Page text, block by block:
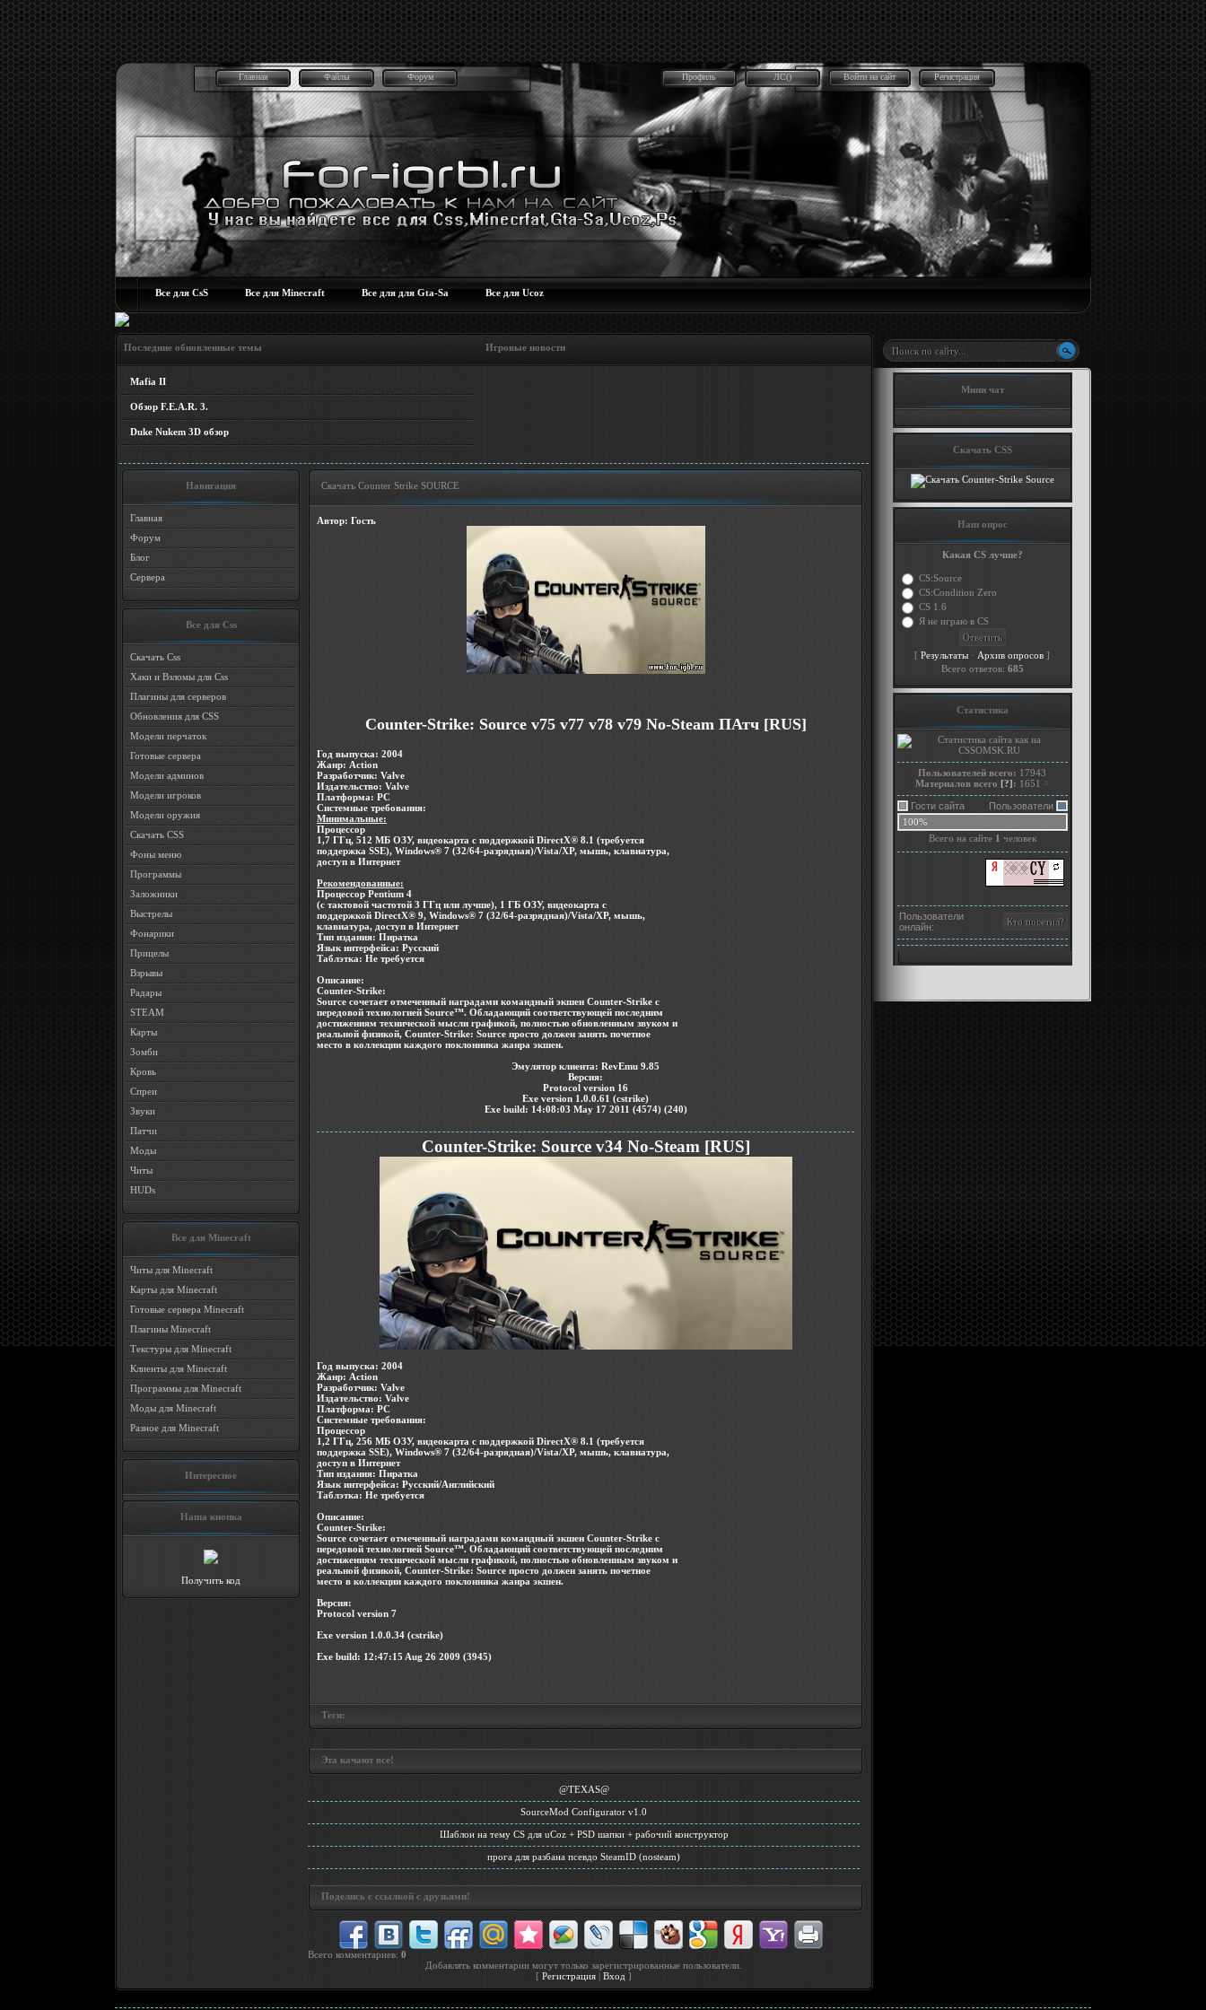
Главная Файлы Форум Профиль ЛС() Войти на сайт Регистрация
Все для CsS Все для Minecraft Все для для Gta-Sa Все для Ucoz
Последние обновленные темы Игровые новости
Mafia II
Обзор F.E.A.R. 3.
Duke Nukem 3D обзор
Навигация
Главная
Форум
Блог
Сервера
Все для Css
Скачать Css
Хаки и Взломы для Css
Плагины для серверов
Обновления для CSS
Модели перчаток
Готовые сервера
Модели админов
Модели игроков
Модели оружия
Скачать CSS
Фоны меню
Программы
Заложники
Выстрелы
Фонарики
Прицелы
Взрывы
Радары
STEAM
Карты
Зомби
Кровь
Спреи
Звуки
Патчи
Моды
Читы
HUDs
Все для Minecraft
Читы для Minecraft
Карты для Minecraft
Готовые сервера Minecraft
Плагины Minecraft
Текстуры для Minecraft
Клиенты для Minecraft
Программы для Minecraft
Моды для Minecraft
Разное для Minecraft
Интересное
Наша кнопка
Получить код
Скачать Counter Strike SOURCE
Автор: Гость
Counter-Strike: Source v75 v77 v78 v79 No-Steam ПАтч [RUS]
Год выпуска: 2004
Жанр: Action
Разработчик: Valve
Издательство: Valve
Платформа: PC
Системные требования:
Минимальные:
Процессор
1,7 ГГц, 512 МБ ОЗУ, видеокарта с поддержкой DirectX® 8.1 (требуется
поддержка SSE), Windows® 7 (32/64-разрядная)/Vista/XP, мышь, клавиатура,
доступ в Интернет
Рекомендованные:
Процессор Pentium 4
(с тактовой частотой 3 ГГц или лучше), 1 ГБ ОЗУ, видеокарта с
поддержкой DirectX® 9, Windows® 7 (32/64-разрядная)/Vista/XP, мышь,
клавиатура, доступ в Интернет
Тип издания: Пиратка
Язык интерфейса: Русский
Таблэтка: Не требуется
Описание:
Counter-Strike:
Source сочетает отмеченный наградами командный экшен Counter-Strike с
передовой технологией Source™. Обладающий соответствующей последним
достижениям технической мысли графикой, полностью обновленным звуком и
реальной физикой, Counter-Strike: Source просто должен занять почетное
место в коллекции каждого поклонника жанра экшен.
Эмулятор клиента: RevEmu 9.85
Версия:
Protocol version 16
Exe version 1.0.0.61 (cstrike)
Exe build: 14:08:03 May 17 2011 (4574) (240)
Counter-Strike: Source v34 No-Steam [RUS]
Год выпуска: 2004
Жанр: Action
Разработчик: Valve
Издательство: Valve
Платформа: PC
Системные требования:
Процессор
1,2 ГГц, 256 МБ ОЗУ, видеокарта с поддержкой DirectX® 8.1 (требуется
поддержка SSE), Windows® 7 (32/64-разрядная)/Vista/XP, мышь, клавиатура,
доступ в Интернет
Тип издания: Пиратка
Язык интерфейса: Русский/Английский
Таблэтка: Не требуется
Описание:
Counter-Strike:
Source сочетает отмеченный наградами командный экшен Counter-Strike с
передовой технологией Source™. Обладающий соответствующей последним
достижениям технической мысли графикой, полностью обновленным звуком и
реальной физикой, Counter-Strike: Source просто должен занять почетное
место в коллекции каждого поклонника жанра экшен.
Версия:
Protocol version 7
Exe version 1.0.0.34 (cstrike)
Exe build: 12:47:15 Aug 26 2009 (3945)
Теги:
Эта качают все!
@TEXAS@
SourceMod Configurator v1.0
Шаблон на тему CS для uCoz + PSD шапки + рабочий конструктор
прога для разбана псевдо SteamID (nosteam)
Поделись с ссылкой с друзьями!
Всего комментариев: 0
Добавлять комментарии могут только зарегистрированные пользователи.
[ Регистрация | Вход ]
Мини чат
Скачать CSS
Наш опрос
Какая CS лучше?
CS:Source
CS:Condition Zero
CS 1.6
Я не играю в CS
[ Результаты · Архив опросов ]
Всего ответов: 685
Статистика
Пользователей всего: 17943
Материалов всего [?]: 1651 +
Гости сайта
Пользователи
100%
Всего на сайте 1 человек
Пользователи
онлайн: